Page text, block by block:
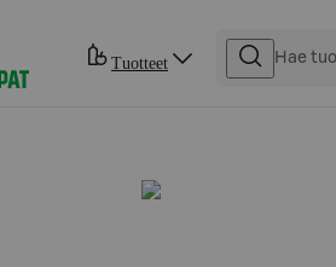
Tuotteet